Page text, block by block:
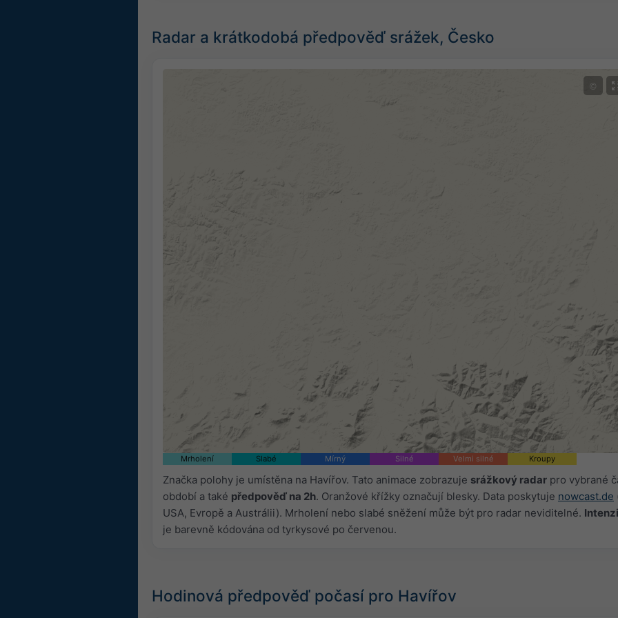
Radar a krátkodobá předpověď srážek, Česko
©
Mrholení Slabé Mírný Silné Velmi silné Kroupy
Značka polohy je umístěna na Havířov. Tato animace zobrazuje srážkový radar pro vybrané
období a také předpověď na 2h. Oranžové křížky označují blesky. Data poskytuje nowcast.de
USA, Evropě a Austrálii). Mrholení nebo slabé sněžení může být pro radar neviditelné.
je barevně kódována od tyrkysové po červenou.
Hodinová předpověď počasí pro Havířov